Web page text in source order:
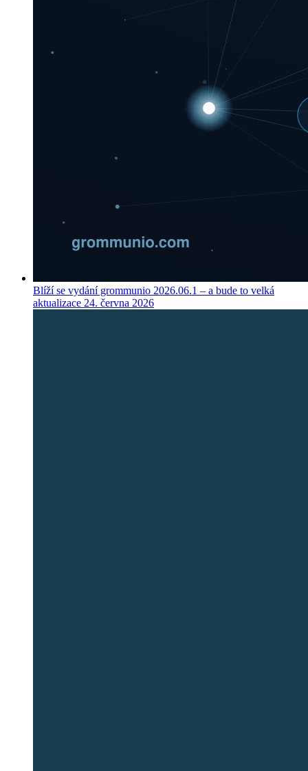
Blíží se vydání grommunio 2026.06.1 – a bude to velká
aktualizace 24. června 2026